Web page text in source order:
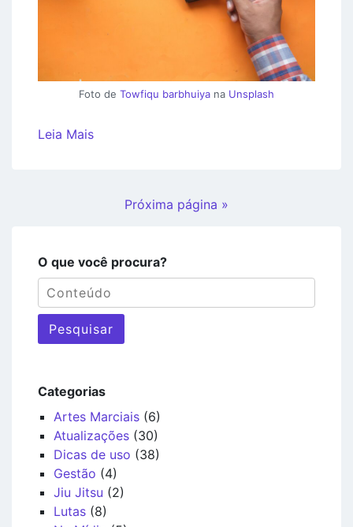
Foto de Towfiqu barbhuiya na Unsplash
Leia Mais
Próxima página »
O que você procura?
Pesquisar
Categorias
Artes Marciais (6)
Atualizações (30)
Dicas de uso (38)
Gestão (4)
Jiu Jitsu (2)
Lutas (8)